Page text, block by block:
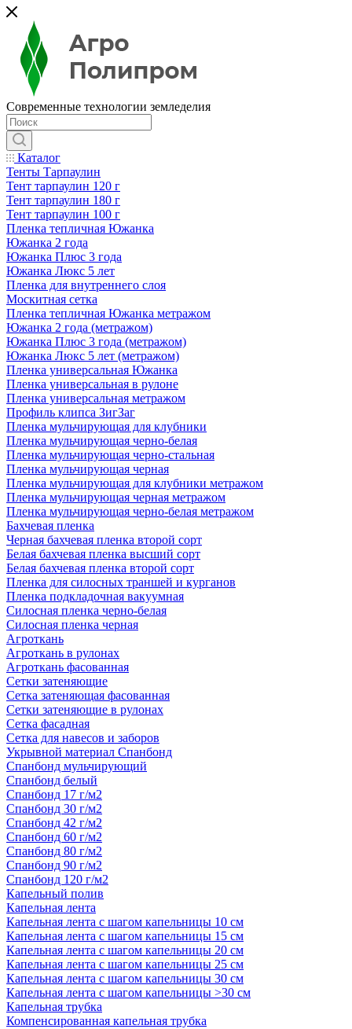
Современные технологии земледелия
Каталог
Тенты Тарпаулин
Тент тарпаулин 120 г
Тент тарпаулин 180 г
Тент тарпаулин 100 г
Пленка тепличная Южанка
Южанка 2 года
Южанка Плюс 3 года
Южанка Люкс 5 лет
Пленка для внутреннего слоя
Москитная сетка
Пленка тепличная Южанка метражом
Южанка 2 года (метражом)
Южанка Плюс 3 года (метражом)
Южанка Люкс 5 лет (метражом)
Пленка универсальная Южанка
Пленка универсальная в рулоне
Пленка универсальная метражом
Профиль клипса ЗигЗаг
Пленка мульчирующая для клубники
Пленка мульчирующая черно-белая
Пленка мульчирующая черно-стальная
Пленка мульчирующая черная
Пленка мульчирующая для клубники метражом
Пленка мульчирующая черная метражом
Пленка мульчирующая черно-белая метражом
Бахчевая пленка
Черная бахчевая пленка второй сорт
Белая бахчевая пленка высший сорт
Белая бахчевая пленка второй сорт
Пленка для силосных траншей и курганов
Пленка подкладочная вакуумная
Силосная пленка черно-белая
Силосная пленка черная
Агроткань
Агроткань в рулонах
Агроткань фасованная
Сетки затеняющие
Сетка затеняющая фасованная
Сетки затеняющие в рулонах
Сетка фасадная
Сетка для навесов и заборов
Укрывной материал Спанбонд
Спанбонд мульчирующий
Спанбонд белый
Спанбонд 17 г/м2
Спанбонд 30 г/м2
Спанбонд 42 г/м2
Спанбонд 60 г/м2
Спанбонд 80 г/м2
Спанбонд 90 г/м2
Спанбонд 120 г/м2
Капельный полив
Капельная лента
Капельная лента с шагом капельницы 10 см
Капельная лента с шагом капельницы 15 см
Капельная лента с шагом капельницы 20 см
Капельная лента с шагом капельницы 25 см
Капельная лента с шагом капельницы 30 см
Капельная лента с шагом капельницы >30 см
Капельная трубка
Компенсированная капельная трубка